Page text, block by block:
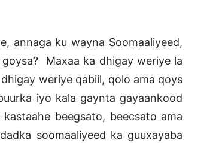
annaga ku wayna Soomaaliyeed,
Maxaa ka dhigay weriye la
weriye qabiil, qolo ama qoys
iyo kala gaynta gayaankood
beegsato, beecsato ama
soomaaliyeed ka guuxayaba